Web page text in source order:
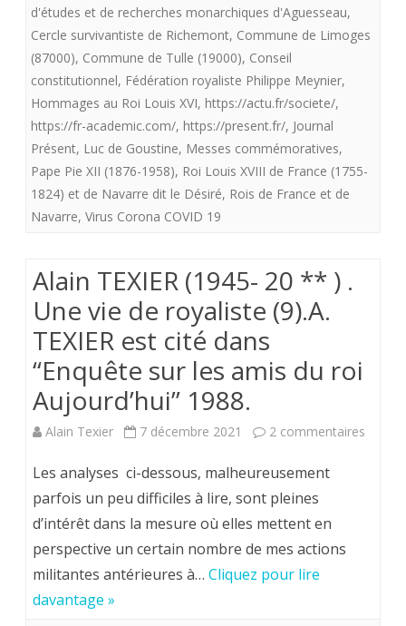
le
d'études et de recherches monarchiques d'Aguesseau,
Cercle survivantiste de Richemont, Commune de Limoges
(87000), Commune de Tulle (19000), Conseil
constitutionnel, Fédération royaliste Philippe Meynier,
Hommages au Roi Louis XVI, https://actu.fr/societe/,
https://fr-academic.com/, https://present.fr/, Journal
Présent, Luc de Goustine, Messes commémoratives,
Pape Pie XII (1876-1958), Roi Louis XVIII de France (1755-
1824) et de Navarre dit le Désiré, Rois de France et de
Navarre, Virus Corona COVID 19
Alain TEXIER (1945- 20 ** ) .
Une vie de royaliste (9).A.
TEXIER est cité dans
“Enquête sur les amis du roi
Aujourd’hui” 1988.
Alain Texier 7 décembre 2021 2 commentaires
Les analyses ci-dessous, malheureusement
parfois un peu difficiles à lire, sont pleines
d’intérêt dans la mesure où elles mettent en
perspective un certain nombre de mes actions
militantes antérieures à… Cliquez pour lire
davantage »